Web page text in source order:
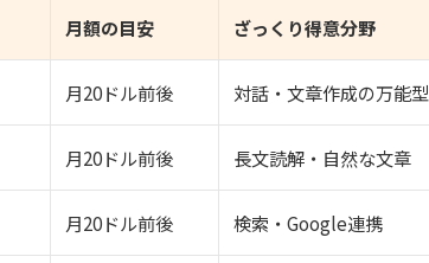
月額の目安 ざっくり得意分野
月20ドル前後 対話・文章作成の万能型
月20ドル前後 長文読解・自然な文章
月20ドル前後 検索・Google連携